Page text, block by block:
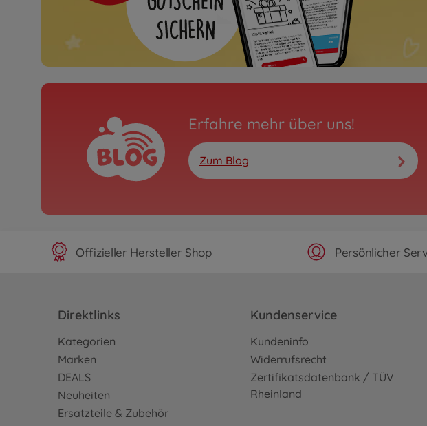
Erfahre mehr über uns!
Zum Blog
Offizieller Hersteller Shop Persönlicher
Direktlinks
Kategorien
Marken
DEALS
Neuheiten
Ersatzteile & Zubehör
Kundenservice
Kundeninfo
Widerrufsrecht
Zertifikatsdatenbank / TÜV
Rheinland